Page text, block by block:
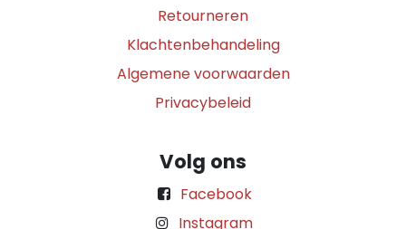
Retourneren
Klachtenbehandeling
Algemene voorwaarden
Privacybeleid
Volg ons
Facebook
Instagram